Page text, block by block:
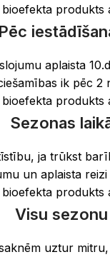
Pēc
aplaista
ik pēc 2
Sezonas
ja trūkst
un aplaista reizi
Visu sezonu
uztur